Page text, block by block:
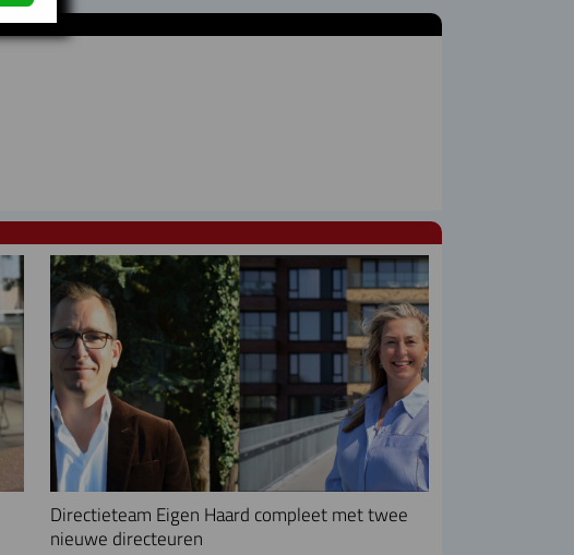
Directieteam Eigen Haard compleet met twee
nieuwe directeuren